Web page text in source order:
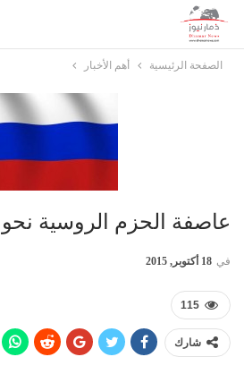
الصفحة الرئيسية أهم الأخبار
عاصفة الحزم الروسية نحو
في 18 أكتوبر, 2015
115
شارك